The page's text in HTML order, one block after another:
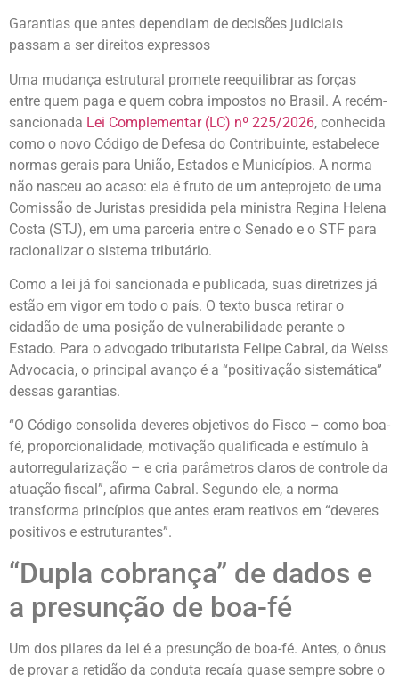
Garantias que antes dependiam de decisões judiciais
passam a ser direitos expressos
Uma mudança estrutural promete reequilibrar as forças
entre quem paga e quem cobra impostos no Brasil. A recém-
sancionada Lei Complementar (LC) nº 225/2026, conhecida
como o novo Código de Defesa do Contribuinte, estabelece
normas gerais para União, Estados e Municípios. A norma
não nasceu ao acaso: ela é fruto de um anteprojeto de uma
Comissão de Juristas presidida pela ministra Regina Helena
Costa (STJ), em uma parceria entre o Senado e o STF para
racionalizar o sistema tributário.
Como a lei já foi sancionada e publicada, suas diretrizes já
estão em vigor em todo o país. O texto busca retirar o
cidadão de uma posição de vulnerabilidade perante o
Estado. Para o advogado tributarista Felipe Cabral, da Weiss
Advocacia, o principal avanço é a “positivação sistemática”
dessas garantias.
“O Código consolida deveres objetivos do Fisco – como boa-
fé, proporcionalidade, motivação qualificada e estímulo à
autorregularização – e cria parâmetros claros de controle da
atuação fiscal”, afirma Cabral. Segundo ele, a norma
transforma princípios que antes eram reativos em “deveres
positivos e estruturantes”.
“Dupla cobrança” de dados e
a presunção de boa-fé
Um dos pilares da lei é a presunção de boa-fé. Antes, o ônus
de provar a retidão da conduta recaía quase sempre sobre o